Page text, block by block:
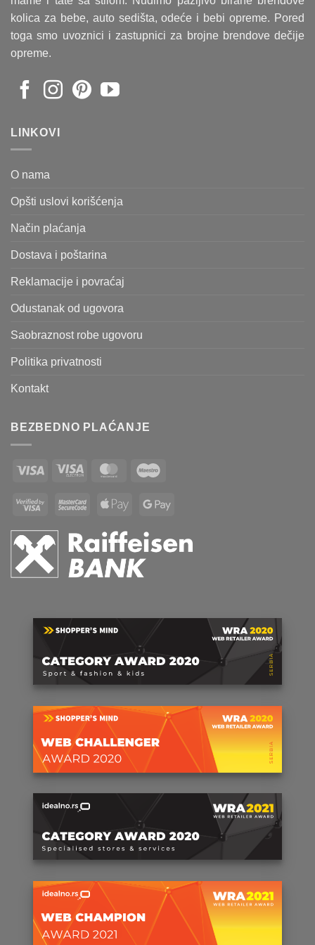
kolica za bebe, auto sedišta, odeće i bebi opreme. Pored
toga smo uvoznici i zastupnici za brojne brendove dečije
opreme.
LINKOVI
O nama
Opšti uslovi korišćenja
Način plaćanja
Dostava i poštarina
Reklamacije i povraćaj
Odustanak od ugovora
Saobraznost robe ugovoru
Politika privatnosti
Kontakt
BEZBEDNO PLAĆANJE
Visa
Visa
MasterCard
Visa
MasterCardApple
Google